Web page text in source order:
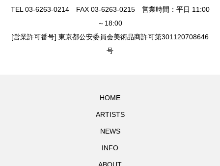
TEL 03-6263-0214 FAX 03-6263-0215 営業時間：平日 11:00
～18:00
[営業許可番号] 東京都公安委員会美術品商許可第301120708646
号
HOME
ARTISTS
NEWS
INFO